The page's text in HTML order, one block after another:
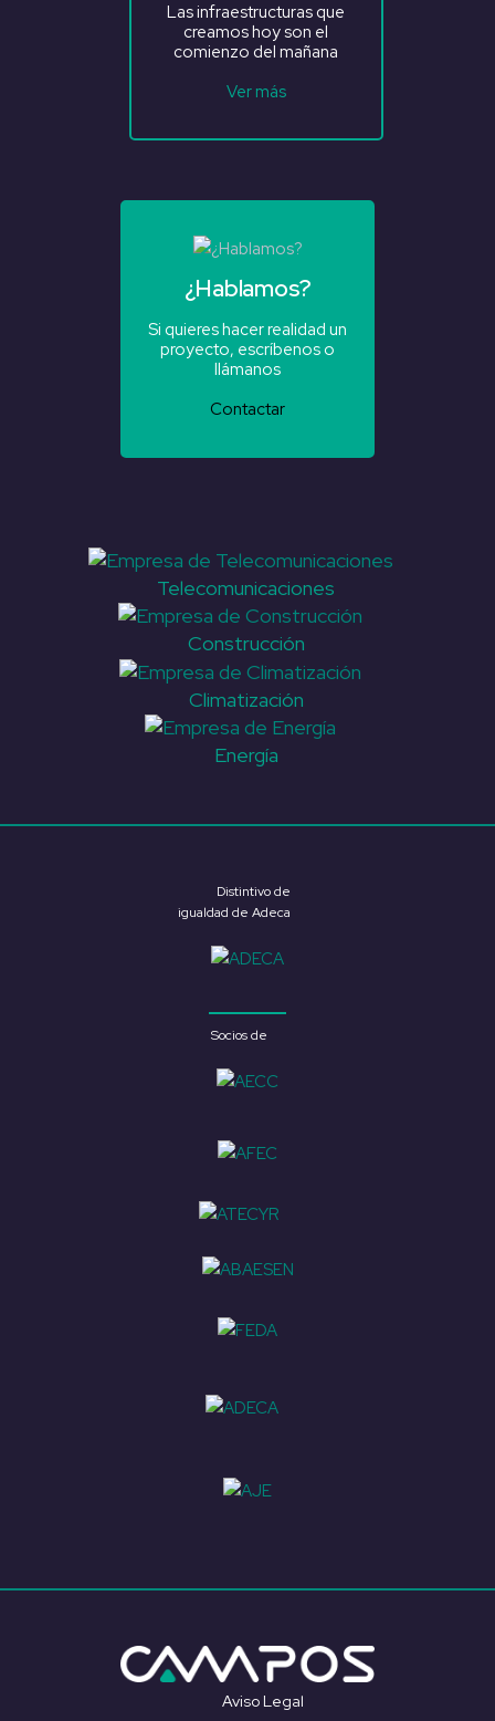
Las infraestructuras que
creamos hoy son el
comienzo del mañana
Ver más
¿Hablamos?
Si quieres hacer realidad un
proyecto, escríbenos o
llámanos
Contactar
Telecomunicaciones
Construcción
Climatización
Energía
Distintivo de
igualdad de Adeca
Socios de
Aviso Legal